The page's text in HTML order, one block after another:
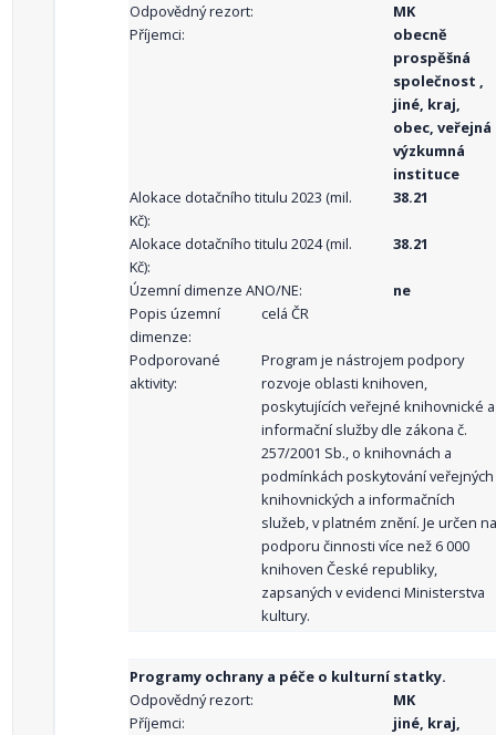
Odpovědný rezort:
MK
Příjemci:
obecně
prospěšná
společnost ,
jiné, kraj,
obec, veřejná
výzkumná
instituce
Alokace dotačního titulu 2023 (mil.
Kč):
38.21
Alokace dotačního titulu 2024 (mil.
Kč):
38.21
Územní dimenze ANO/NE:
ne
Popis územní
dimenze:
celá ČR
Podporované
aktivity:
Program je nástrojem podpory
rozvoje oblasti knihoven,
poskytujících veřejné knihovnické a
informační služby dle zákona č.
257/2001 Sb., o knihovnách a
podmínkách poskytování veřejných
knihovnických a informačních
služeb, v platném znění. Je určen na
podporu činnosti více než 6 000
knihoven České republiky,
zapsaných v evidenci Ministerstva
kultury.
Programy ochrany a péče o kulturní statky.
Odpovědný rezort:
MK
Příjemci:
jiné, kraj,